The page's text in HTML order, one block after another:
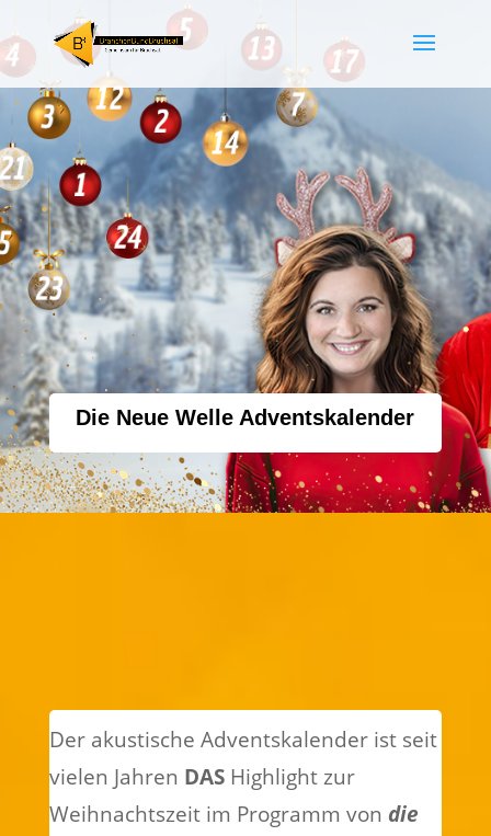
Die Neue Welle Adventskalender
Der akustische Adventskalender ist seit
vielen Jahren DAS Highlight zur
Weihnachtszeit im Programm von die